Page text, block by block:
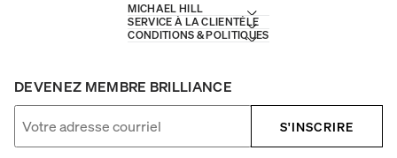
MICHAEL HILL
SERVICE À LA CLIENTÈLE
CONDITIONS & POLITIQUES
DEVENEZ MEMBRE BRILLIANCE
S'INSCRIRE